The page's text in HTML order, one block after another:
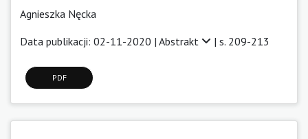
Agnieszka Nęcka
Data publikacji: 02-11-2020 | Abstrakt | s. 209-213
PDF